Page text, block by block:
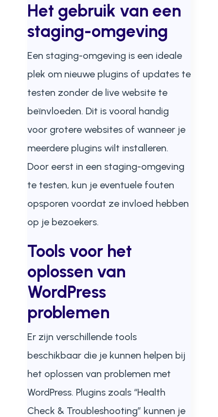
Het gebruik van een
staging-omgeving
Een staging-omgeving is een ideale
plek om nieuwe plugins of updates te
testen zonder de live website te
beïnvloeden. Dit is vooral handig
voor grotere websites of wanneer je
meerdere plugins wilt installeren.
Door eerst in een staging-omgeving
te testen, kun je eventuele fouten
opsporen voordat ze invloed hebben
op je bezoekers.
Tools voor het
oplossen van
WordPress
problemen
Er zijn verschillende tools
beschikbaar die je kunnen helpen bij
het oplossen van problemen met
WordPress. Plugins zoals “Health
Check & Troubleshooting” kunnen je